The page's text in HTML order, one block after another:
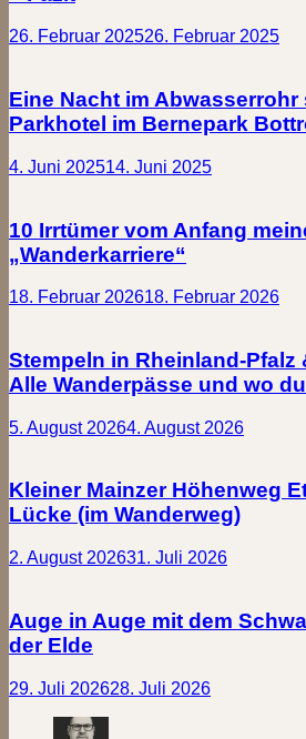
26. Februar 202526. Februar 2025
Eine Nacht im Abwasserrohr
Parkhotel im Bernepark
4. Juni 202514. Juni 2025
10 Irrtümer vom Anfang
„Wanderkarriere“
18. Februar 202618. Februar 2026
Stempeln in Rheinland-Pfalz
Alle Wanderpässe und wo
5. August 20264. August 2026
Kleiner Mainzer Höhenweg
Lücke (im Wanderweg)
2. August 202631. Juli 2026
Auge in Auge mit dem
der Elde
29. Juli 202628. Juli 2026